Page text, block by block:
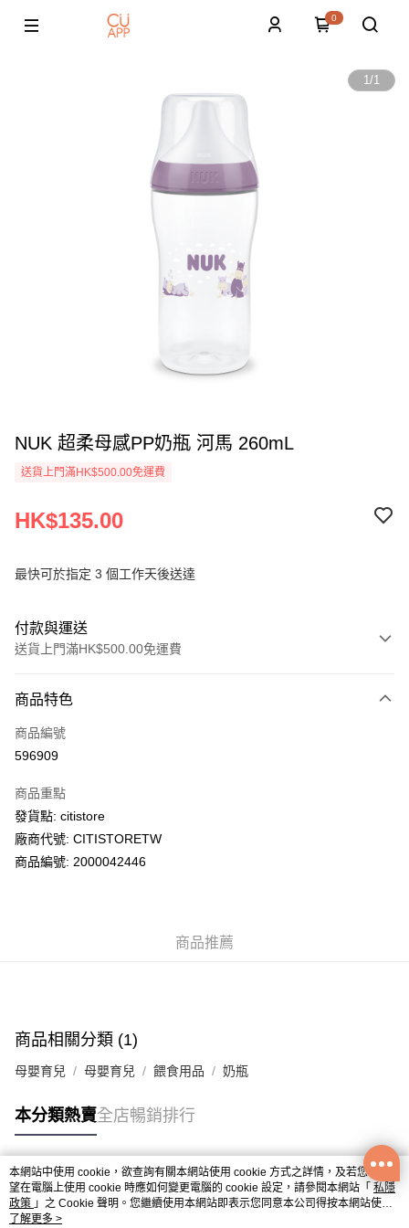
0
1/1
NUK 超柔母感PP奶瓶 河馬 260mL
送貨上門滿HK$500.00免運費
HK$135.00
最快可於指定 3 個工作天後送達
付款與運送
送貨上門滿HK$500.00免運費
信用卡
AlipayHK
WeChat Pay
送貨方式
每筆HK$50.00，滿HK$200.00或以上免運費
UNY 門市自取
商品特色
商品編號
596909
商品重點
發貨點: citistore
廠商代號: CITISTORETW
商品編號: 2000042446
商品推薦
商品相關分類 (1)
母嬰育兒 母嬰育兒 餵食用品 奶瓶
本分類熱賣全店暢銷排行
熱門標籤
熱銷排行
本網站中使用 cookie，欲查詢有關本網站使用 cookie 方式之詳情，及若您不希
望在電腦上使用 cookie 時應如何變更電腦的 cookie 設定，請參閱本網站「 私隱
政策 」之 Cookie 聲明。您繼續使用本網站即表示您同意本公司得按本網站使用
條款之 Cookie 聲明使用 cookie。
了解更多 >